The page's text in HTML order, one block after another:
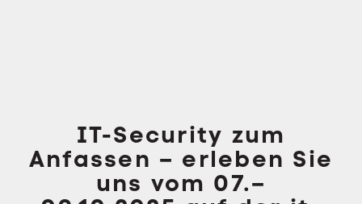
IT-Security zum
Anfassen – erleben Sie
uns vom 07.–